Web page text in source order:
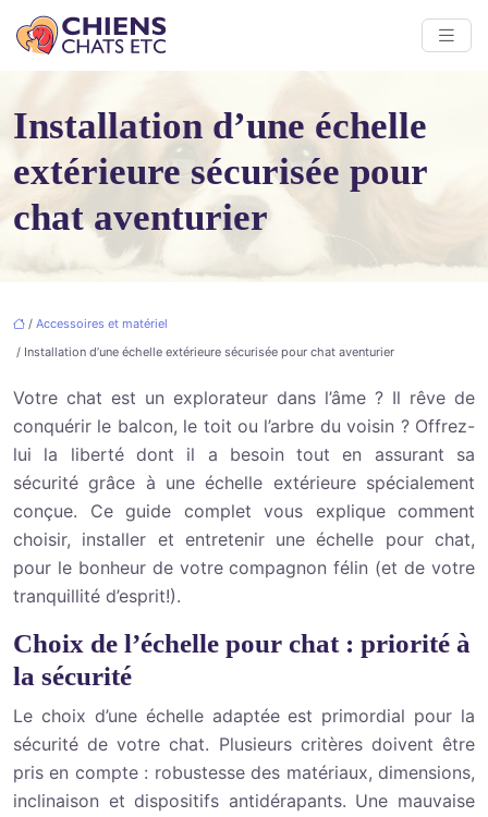
Installation d’une échelle
extérieure sécurisée pour
chat aventurier
/ Accessoires et matériel
/ Installation d’une échelle extérieure sécurisée pour chat aventurier
Votre chat est un explorateur dans l’âme ? Il rêve de
conquérir le balcon, le toit ou l’arbre du voisin ? Offrez-
lui la liberté dont il a besoin tout en assurant sa
sécurité grâce à une échelle extérieure spécialement
conçue. Ce guide complet vous explique comment
choisir, installer et entretenir une échelle pour chat,
pour le bonheur de votre compagnon félin (et de votre
tranquillité d’esprit!).
Choix de l’échelle pour chat : priorité à
la sécurité
Le choix d’une échelle adaptée est primordial pour la
sécurité de votre chat. Plusieurs critères doivent être
pris en compte : robustesse des matériaux, dimensions,
inclinaison et dispositifs antidérapants. Une mauvaise